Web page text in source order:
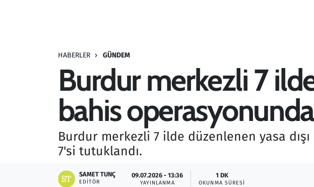
HABERLER GÜNDEM
Burdur merkezli 7
bahis
Burdur merkezli 7 ilde düzenlenen yasa
7'si tutuklandı.
SAMET TUNÇ
EDITÖR
09.07.2026 - 13:36
YAYINLANMA
1 DK
OKUNMA SÜRESI
Savunma Sanayi
Teknoloji ve Bilim